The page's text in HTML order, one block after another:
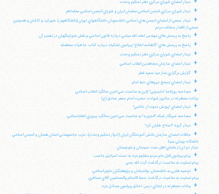
ديدار اعضاي شوراي مركزي دفتر تحكيم وحدت
+ ديدار شوراي مركزي انجمن اسلامي معلمان ايران و شوراي انجمن اسلامي معلمانقم
+
ديدار جمعي از اعضاي انجمن هاي اسلامي دانشجويان دانشگاههاي تهران (دانشگاههنر)، شهركرد و كاشان و همچنين
جمعي از اقشار مختلف مردم
+ پاسخ به پرسش هاي مهندس لطف الله ميثمي درباره قانون اساسي و نقش شوراينگهبان در تفسير آن
+ پاسخ به پرسش هاي "گاهنامه اطلاع" پيرامون تشكيك درباره كتاب خاطرات معظمله
+ ديدار اعضاي شوراي مركزي دفتر تحكيم وحدت
+ ديدار اعضاي سازمان مجاهدين انقلاب اسلامي
+ گزارش برگزاري نماز عيد سعيد فطر
+ ديدار اعضاي مجمع نيروهاي خط امام
+
مصاحبه روزنامه "ماينيچي" ژاپن به مناسبت سي امين سالگرد انقلاب اسلامي
بيانات معظم له در سالروز شهادت حضرت امام جعفر صادق (ع)
+ ديدار اعضاي "پويش دعوت از خاتمي"
+ مصاحبه خبرنگار شبكه "الجزيره" به مناسبت سي امين سالگرد پيروزي انقلاباسلامي
+ ديدار گروه "اصلاح طلبان كرد"
+
ملاقات اعضاي سازمان دانش آموختگان ايران (ادوار تحكيم وحدت)، حزب جامعهمدني استان همدان و انجمن اسلامي
دانشگاه بوعلي سينا
ديدار دو تن از علماي اهل سنت سيستان و بلوچستان
+
پيام پيرامون قتل عام مردم مظلوم غزه به دست اسرائيل غاصب
پيام تسليت به مناسبت درگذشت آيت الله جمي
+
توصيه هايي به دانشمندان، نوانديشان و پژوهشگران علوم اسلامي
پيام تسليت به مناسبت درگذشت حجة الاسلام والمسلمين آقاي مسافري
+ بيانات معظم له در ابتداي درس اخلاق پيرامون مسائل غزه